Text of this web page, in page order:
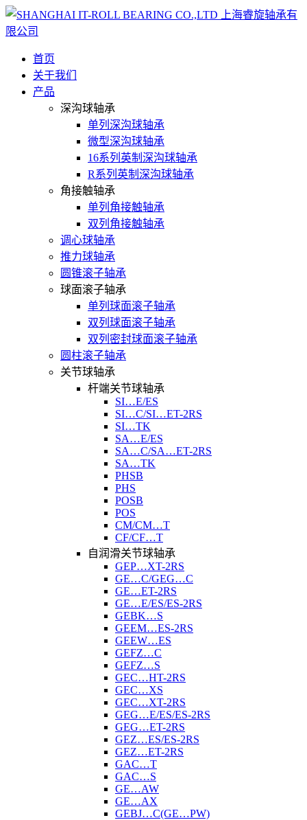
首页
关于我们
产品
深沟球轴承
单列深沟球轴承
微型深沟球轴承
16系列英制深沟球轴承
R系列英制深沟球轴承
角接触轴承
单列角接触轴承
双列角接触轴承
调心球轴承
推力球轴承
圆锥滚子轴承
球面滚子轴承
单列球面滚子轴承
双列球面滚子轴承
双列密封球面滚子轴承
圆柱滚子轴承
关节球轴承
杆端关节球轴承
SI…E/ES
SI…C/SI…ET-2RS
SI…TK
SA…E/ES
SA…C/SA…ET-2RS
SA…TK
PHSB
PHS
POSB
POS
CM/CM…T
CF/CF…T
自润滑关节球轴承
GEP…XT-2RS
GE…C/GEG…C
GE…ET-2RS
GE…E/ES/ES-2RS
GEBK…S
GEEM…ES-2RS
GEEW…ES
GEFZ…C
GEFZ…S
GEC…HT-2RS
GEC…XS
GEC…XT-2RS
GEG…E/ES/ES-2RS
GEG…ET-2RS
GEZ…ES/ES-2RS
GEZ…ET-2RS
GAC…T
GAC…S
GE…AW
GE…AX
GEBJ…C(GE…PW)